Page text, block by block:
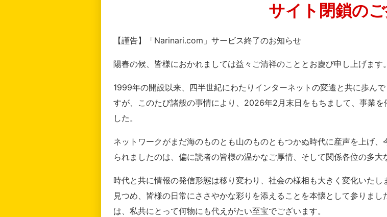
サイト閉鎖の
【謹告】「Narinari.com」サービス終了のお知らせ
陽春の候、皆様におかれましては益々ご清祥のこととお慶び申し上げます。
1999年の開設以来、四半世紀にわたりインターネットの変遷と共に歩ん
すが、このたび諸般の事情により、2026年2月末日をもちまして、事業
した。
ネットワークがまだ海のものとも山のものともつかぬ時代に産声を上げ
られましたのは、偏に読者の皆様の温かなご厚情、そして関係各位の多大
時代と共に情報の発信形態は移り変わり、社会の様相も大きく変化いた
見つめ、皆様の日常にささやかな彩りを添えることを本懐として参りま
は、私共にとって何物にも代えがたい至宝でございます。